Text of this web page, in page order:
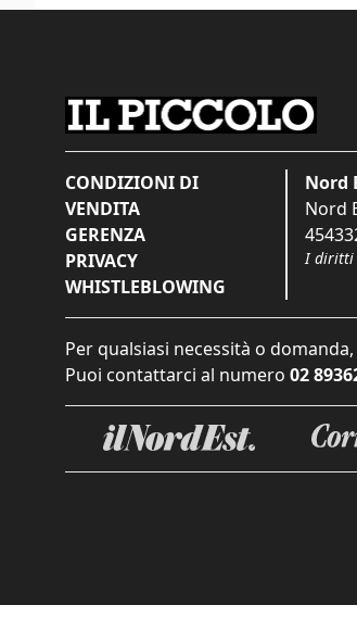
CONDIZIONI DI
VENDITA
GERENZA
PRIVACY
WHISTLEBLOWING
Nord
Nord
I diritti
Per qualsiasi necessità o
Puoi contattarci al numero 02